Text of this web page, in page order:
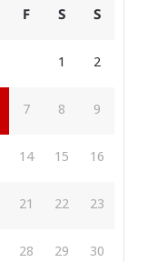
F S S
1 2
7 8 9
14 15 16
21 22 23
28 29 30